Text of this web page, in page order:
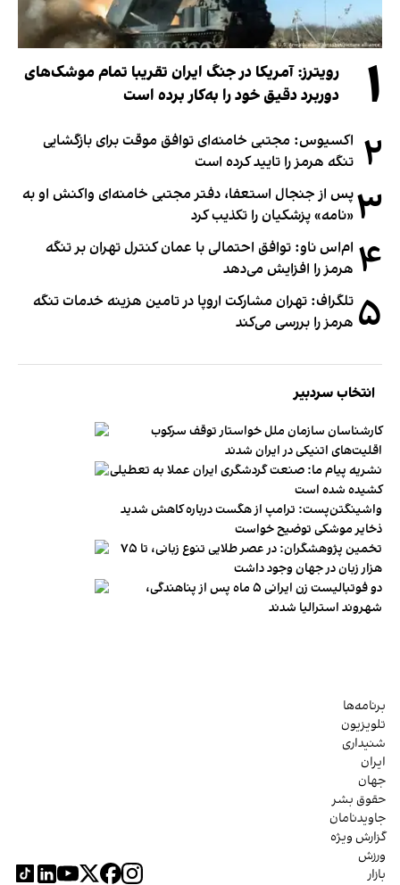
۱
رویترز: آمریکا در جنگ ایران تقریبا تمام موشک‌های
دوربرد دقیق خود را به‌کار برده است
۲ اکسیوس: مجتبی خامنه‌ای توافق موقت برای بازگشایی
تنگه هرمز را تایید کرده است
۳پس از جنجال استعفا، دفتر مجتبی خامنه‌ای واکنش او به
«نامه» پزشکیان را تکذیب کرد
۴ ام‌اس ناو: توافق احتمالی با عمان کنترل تهران بر تنگه
هرمز را افزایش می‌دهد
۵ تلگراف: تهران مشارکت اروپا در تامین هزینه خدمات تنگه
هرمز را بررسی می‌کند
انتخاب سردبیر
کارشناسان سازمان ملل خواستار توقف سرکوب
اقلیت‌های اتنیکی در ایران شدند
نشریه پیام ما: صنعت گردشگری ایران عملا به تعطیلی
کشیده شده است
واشینگتن‌پست: ترامپ از هگست درباره کاهش شدید
ذخایر موشکی توضیح خواست
تخمین پژوهشگران: در عصر طلایی تنوع زبانی، تا ۷۵
هزار زبان در جهان وجود داشت
دو فوتبالیست زن ایرانی ۵ ماه پس از پناهندگی،
شهروند استرالیا شدند
برنامه‌ها
تلویزیون
شنیداری
ایران
جهان
حقوق بشر
جاویدنامان
گزارش ویژه
ورزش
بازار